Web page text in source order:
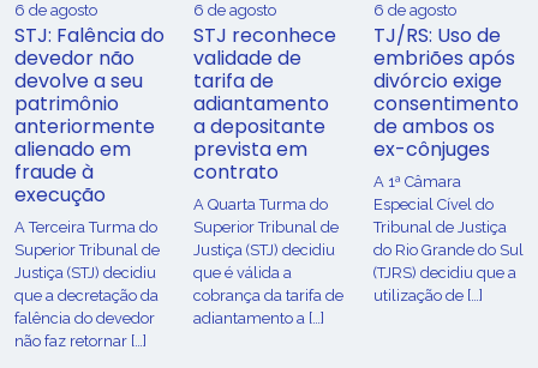
6 de agosto
STJ: Falência do
devedor não
devolve a seu
patrimônio
anteriormente
alienado em
fraude à
execução
A Terceira Turma do
Superior Tribunal de
Justiça (STJ) decidiu
que a decretação da
falência do devedor
não faz retornar […]
6 de agosto
STJ reconhece
validade de
tarifa de
adiantamento
a depositante
prevista em
contrato
A Quarta Turma do
Superior Tribunal de
Justiça (STJ) decidiu
que é válida a
cobrança da tarifa de
adiantamento a […]
6 de agosto
TJ/RS: Uso de
embriões após
divórcio exige
consentimento
de ambos os
ex-cônjuges
A 1ª Câmara
Especial Cível do
Tribunal de Justiça
do Rio Grande do Sul
(TJRS) decidiu que a
utilização de […]